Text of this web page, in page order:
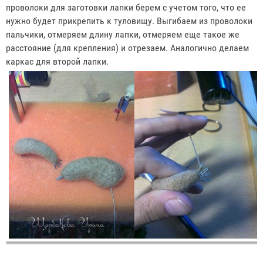
проволоки для заготовки лапки берем с учетом того, что ее
нужно будет прикрепить к туловищу. Выгибаем из проволоки
пальчики, отмеряем длину лапки, отмеряем еще такое же
расстояние (для крепления) и отрезаем. Аналогично делаем
каркас для второй лапки.